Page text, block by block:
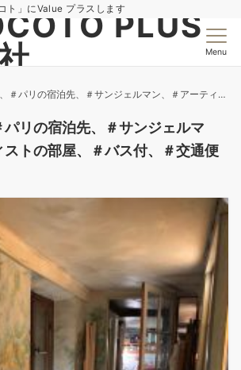
ト」にValue プラスしますPLUS
Menu
リの宿泊先、＃サンジェルマン、＃アーティストの部屋、＃バス付、＃交通便利
パリの宿泊先、＃サンジェルマ
ストの部屋、＃バス付、＃交通便